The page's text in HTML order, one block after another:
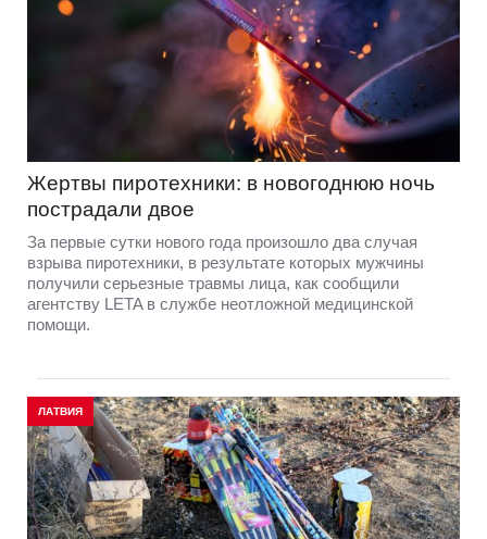
Жертвы пиротехники: в новогоднюю ночь
пострадали двое
За первые сутки нового года произошло два случая
взрыва пиротехники, в результате которых мужчины
получили серьезные травмы лица, как сообщили
агентству LETA в службе неотложной медицинской
помощи.
ЛАТВИЯ